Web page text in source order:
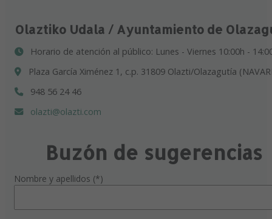
Olaztiko Udala / Ayuntamiento de
Horario de atención al público: Lunes - Viernes 10:00h -
Plaza García Ximénez 1, c.p. 31809 Olazti/Olazagutía
948 56 24 46
olazti@olazti.com
Buzón de sugerencias
Nombre y apellidos (*)